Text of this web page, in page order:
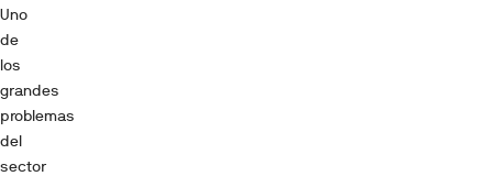
Uno
de
los
grandes
problemas
del
sector